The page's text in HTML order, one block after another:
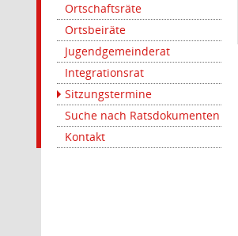
Ortschaftsräte
Ortsbeiräte
Jugendgemeinderat
Integrationsrat
Sitzungstermine
Suche nach Ratsdokumenten
Kontakt